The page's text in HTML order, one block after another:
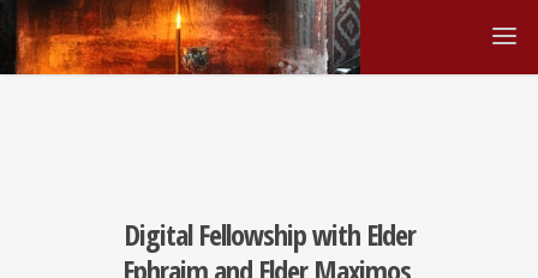
Digital Fellowship with Elder